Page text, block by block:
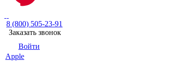
8 (800) 505-23-91
Заказать звонок
Войти
Apple